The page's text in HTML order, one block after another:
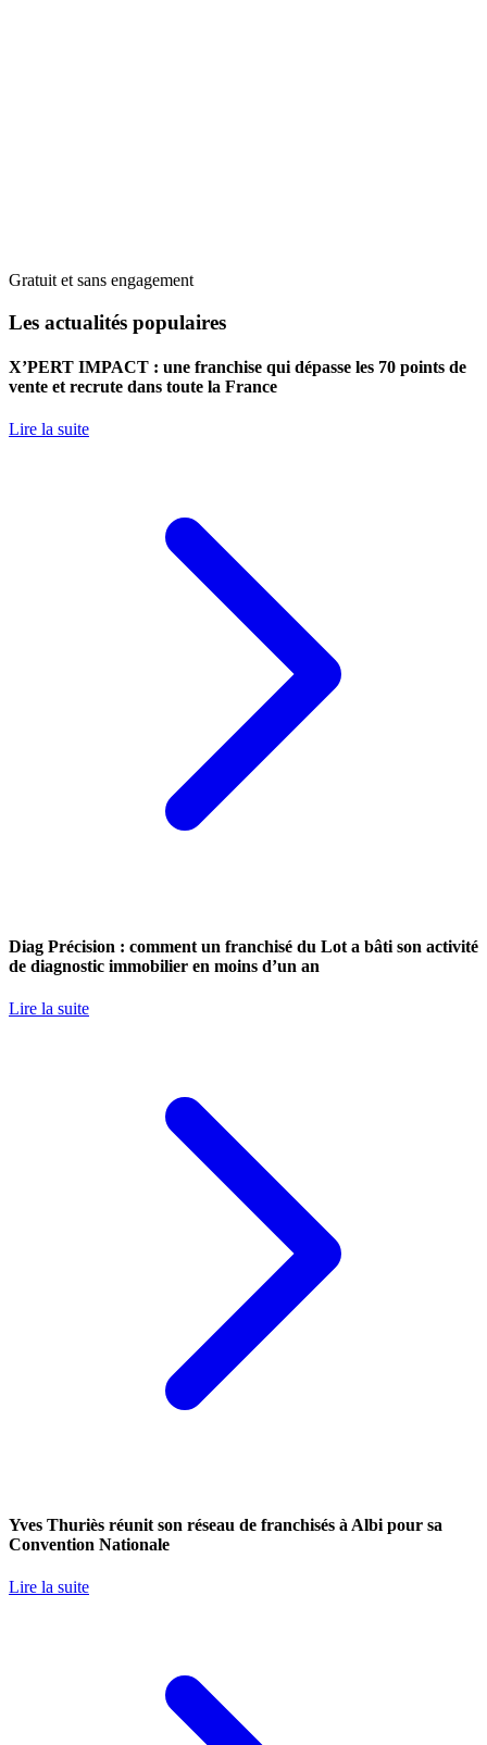
Gratuit et sans engagement
Les actualités populaires
X’PERT IMPACT : une franchise qui dépasse les 70 points de
vente et recrute dans toute la France
Lire la suite
Diag Précision : comment un franchisé du Lot a bâti son activité
de diagnostic immobilier en moins d’un an
Lire la suite
Yves Thuriès réunit son réseau de franchisés à Albi pour sa
Convention Nationale
Lire la suite